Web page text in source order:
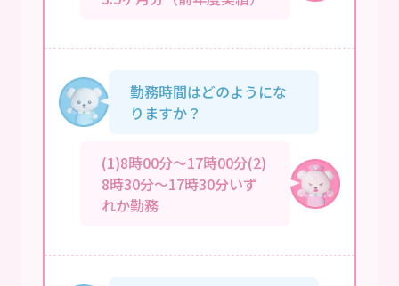
勤務時間はどのようにな
りますか？
(1)8時00分～17時00分(2)
8時30分～17時30分いず
れか勤務